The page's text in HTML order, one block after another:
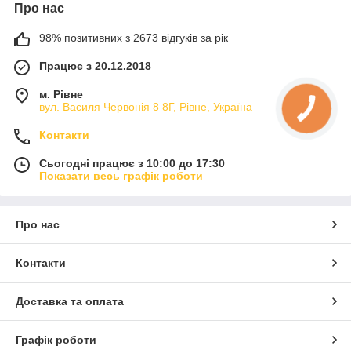
Про нас
98% позитивних з 2673 відгуків за рік
Працює з 20.12.2018
м. Рівне
вул. Василя Червонія 8 8Г, Рівне, Україна
Контакти
Сьогодні працює з 10:00 до 17:30
Показати весь графік роботи
Про нас
Контакти
Доставка та оплата
Графік роботи